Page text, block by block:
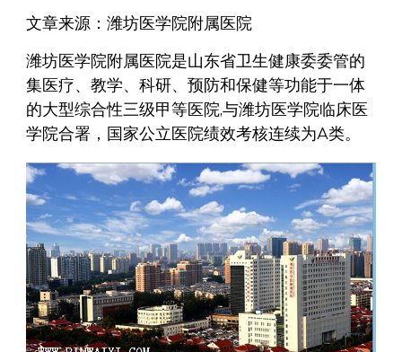
文章来源：潍坊医学院附属医院
潍坊医学院附属医院是山东省卫生健康委委管的
集医疗、教学、科研、预防和保健等功能于一体
的大型综合性三级甲等医院,与潍坊医学院临床医
学院合署，国家公立医院绩效考核连续为A类。